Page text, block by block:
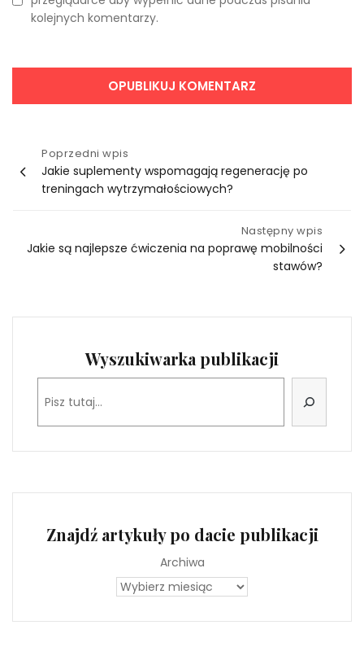
kolejnych komentarzy.
Nawigacja
wpisu
Poprzedni wpis
Jakie suplementy wspomagają regenerację po
treningach wytrzymałościowych?
Następny wpis
Jakie są najlepsze ćwiczenia na poprawę mobilności
stawów?
Wyszukiwarka publikacji
Szukaj
Znajdź artykuły po dacie publikacji
Archiwa